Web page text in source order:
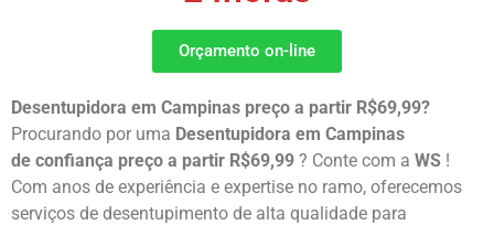
Orçamento on-line
Desentupidora em Campinas preço a partir R$69,99?
Procurando por uma Desentupidora em Campinas
de confiança preço a partir R$69,99 ? Conte com a WS !
Com anos de experiência e expertise no ramo, oferecemos
serviços de desentupimento de alta qualidade para